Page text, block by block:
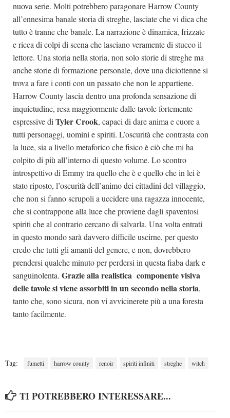
nuova serie. Molti potrebbero paragonare Harrow County
all’ennesima banale storia di streghe, lasciate che vi dica che
tutto è tranne che banale. La narrazione è dinamica, frizzate
e ricca di colpi di scena che lasciano veramente di stucco il
lettore. Una storia nella storia, non solo storie di streghe ma
anche storie di formazione personale, dove una diciottenne si
trova a fare i conti con un passato che non le appartiene.
Harrow County lascia dentro una profonda sensazione di
inquietudine, resa maggiormente dalle tavole fortemente
espressive di Tyler Crook, capaci di dare anima e cuore a
tutti personaggi, uomini e spiriti. L’oscurità che contrasta con
la luce, sia a livello metaforico che fisico è ciò che mi ha
colpito di più all’interno di questo volume. Lo scontro
introspettivo di Emmy tra quello che è e quello che in lei è
stato riposto, l’oscurità dell’animo dei cittadini del villaggio,
che non si fanno scrupoli a uccidere una ragazza innocente,
che si contrappone alla luce che proviene dagli spaventosi
spiriti che al contrario cercano di salvarla. Una volta entrati
in questo mondo sarà davvero difficile uscirne, per questo
credo che tutti gli amanti del genere, e non, dovrebbero
prendersi qualche minuto per perdersi in questa fiaba dark e
sanguinolenta. Grazie alla realistica componente visiva
delle tavole si viene assorbiti in un secondo nella storia,
tanto che, sono sicura, non vi avvicinerete più a una foresta
tanto facilmente.
Tag: fumetti harrow county renoir spiriti infiniti streghe witch
TI POTREBBERO INTERESSARE...